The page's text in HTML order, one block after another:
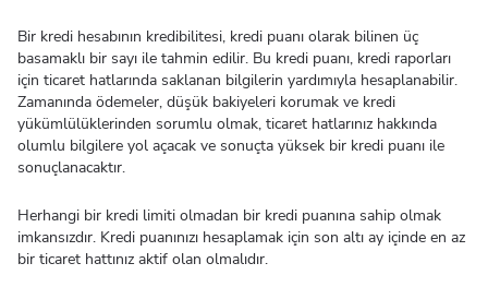
Bir kredi hesabının kredibilitesi, kredi puanı olarak bilinen üç
basamaklı bir sayı ile tahmin edilir. Bu kredi puanı, kredi raporları
için ticaret hatlarında saklanan bilgilerin yardımıyla hesaplanabilir.
Zamanında ödemeler, düşük bakiyeleri korumak ve kredi
yükümlülüklerinden sorumlu olmak, ticaret hatlarınız hakkında
olumlu bilgilere yol açacak ve sonuçta yüksek bir kredi puanı ile
sonuçlanacaktır.
Herhangi bir kredi limiti olmadan bir kredi puanına sahip olmak
imkansızdır. Kredi puanınızı hesaplamak için son altı ay içinde en az
bir ticaret hattınız aktif olan olmalıdır.